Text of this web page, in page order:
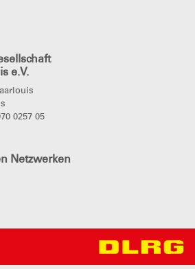
e.V.
0257 05
Netzwerken